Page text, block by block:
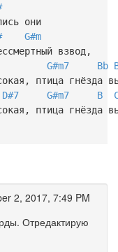
они
G#m
взвод,
G#m7 Bb
птица гнёзда
D#7 G#m7 B
птица гнёзда
2, 2017, 7:49 PM
Отредактирую